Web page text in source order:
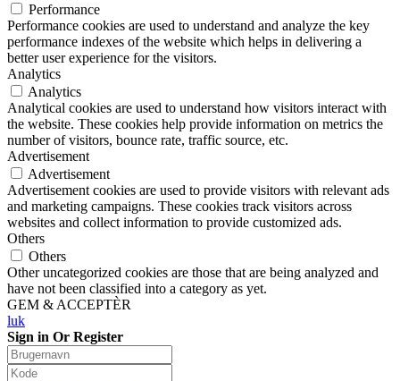
Performance
Performance cookies are used to understand and analyze the key
performance indexes of the website which helps in delivering a
better user experience for the visitors.
Analytics
Analytics
Analytical cookies are used to understand how visitors interact with
the website. These cookies help provide information on metrics the
number of visitors, bounce rate, traffic source, etc.
Advertisement
Advertisement
Advertisement cookies are used to provide visitors with relevant ads
and marketing campaigns. These cookies track visitors across
websites and collect information to provide customized ads.
Others
Others
Other uncategorized cookies are those that are being analyzed and
have not been classified into a category as yet.
GEM & ACCEPTÈR
luk
Sign in Or Register